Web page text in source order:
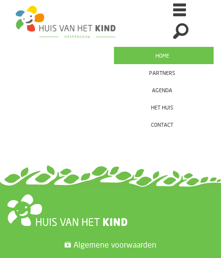
HOME
PARTNERS
AGENDA
HET HUIS
CONTACT
Algemene voorwaarden